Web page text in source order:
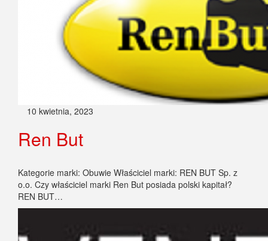
10 kwietnia, 2023
Ren But
Kategorie marki: Obuwie Właściciel marki: REN BUT Sp. z
o.o. Czy właściciel marki Ren But posiada polski kapitał?
REN BUT…